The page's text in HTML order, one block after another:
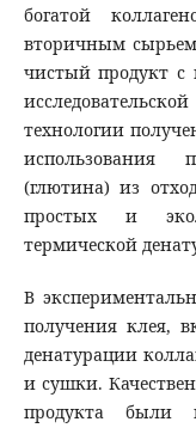
богатой
вторичным
чистый продукт с
технологии
использования
(глютина) из
простых и
термической
В
получения клея,
денатурации
и сушки.
продукта были